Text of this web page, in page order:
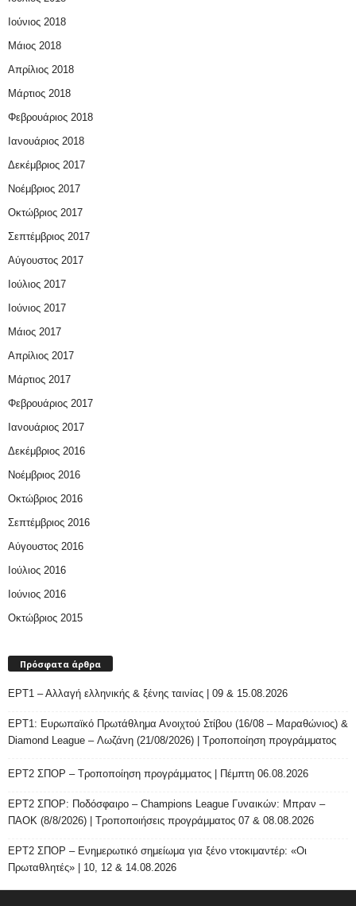
Ιούνιος 2018
Μάιος 2018
Απρίλιος 2018
Μάρτιος 2018
Φεβρουάριος 2018
Ιανουάριος 2018
Δεκέμβριος 2017
Νοέμβριος 2017
Οκτώβριος 2017
Σεπτέμβριος 2017
Αύγουστος 2017
Ιούλιος 2017
Ιούνιος 2017
Μάιος 2017
Απρίλιος 2017
Μάρτιος 2017
Φεβρουάριος 2017
Ιανουάριος 2017
Δεκέμβριος 2016
Νοέμβριος 2016
Οκτώβριος 2016
Σεπτέμβριος 2016
Αύγουστος 2016
Ιούλιος 2016
Ιούνιος 2016
Οκτώβριος 2015
Πρόσφατα άρθρα
ΕΡΤ1 – Αλλαγή ελληνικής & ξένης ταινίας | 09 & 15.08.2026
ΕΡΤ1: Ευρωπαϊκό Πρωτάθλημα Ανοιχτού Στίβου (16/08 – Μαραθώνιος) &
Diamond League – Λωζάνη (21/08/2026) | Τροποποίηση προγράμματος
ΕΡΤ2 ΣΠΟΡ – Τροποποίηση προγράμματος | Πέμπτη 06.08.2026
ΕΡΤ2 ΣΠΟΡ: Ποδόσφαιρο – Champions League Γυναικών: Μπραν –
ΠΑΟΚ (8/8/2026) | Τροποποιήσεις προγράμματος 07 & 08.08.2026
ΕΡΤ2 ΣΠΟΡ – Ενημερωτικό σημείωμα για ξένο ντοκιμαντέρ: «Οι
Πρωταθλητές» | 10, 12 & 14.08.2026